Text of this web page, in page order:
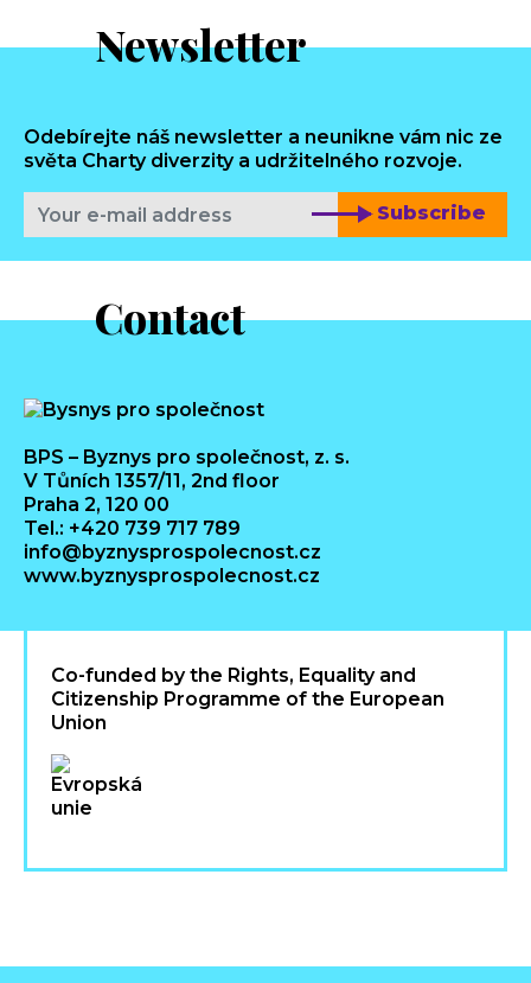
Newsletter
Odebírejte náš newsletter a neunikne vám nic ze
světa Charty diverzity a udržitelného rozvoje.
Subscribe
Contact
BPS – Byznys pro společnost, z. s.
V Tůních 1357/11, 2nd floor
Praha 2, 120 00
Tel.: +420 739 717 789
info@byznysprospolecnost.cz
www.byznysprospolecnost.cz
Co-funded by the Rights, Equality and
Citizenship Programme of the European
Union